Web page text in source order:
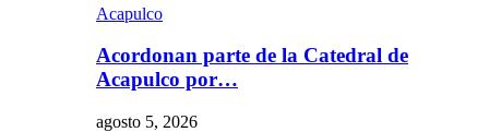
Acapulco
Acordonan parte de la Catedral de
Acapulco por…
agosto 5, 2026